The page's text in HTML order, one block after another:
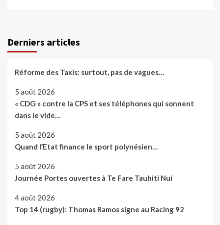
Derniers articles
Réforme des Taxis: surtout, pas de vagues…
5 août 2026
« CDG » contre la CPS et ses téléphones qui sonnent
dans le vide…
5 août 2026
Quand l’Etat finance le sport polynésien…
5 août 2026
Journée Portes ouvertes à Te Fare Tauhiti Nui
4 août 2026
Top 14 (rugby): Thomas Ramos signe au Racing 92